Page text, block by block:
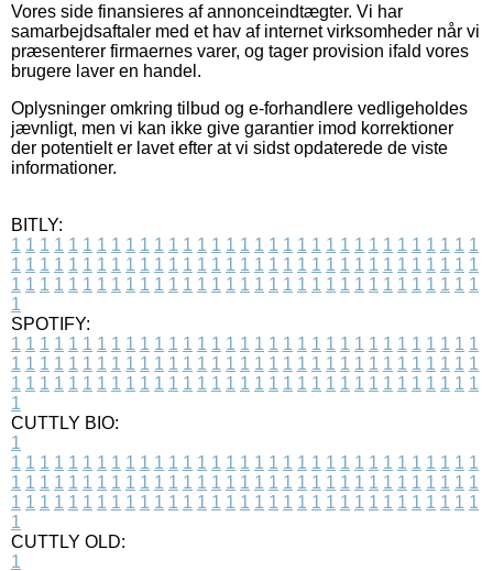
Vores side finansieres af annonceindtægter. Vi har
samarbejdsaftaler med et hav af internet virksomheder når vi
præsenterer firmaernes varer, og tager provision ifald vores
brugere laver en handel.
Oplysninger omkring tilbud og e-forhandlere vedligeholdes
jævnligt, men vi kan ikke give garantier imod korrektioner
der potentielt er lavet efter at vi sidst opdaterede de viste
informationer.
BITLY:
1 1 1 1 1 1 1 1 1 1 1 1 1 1 1 1 1 1 1 1 1 1 1 1 1 1 1 1 1 1 1 1 1
1 1 1 1 1 1 1 1 1 1 1 1 1 1 1 1 1 1 1 1 1 1 1 1 1 1 1 1 1 1 1 1 1
1 1 1 1 1 1 1 1 1 1 1 1 1 1 1 1 1 1 1 1 1 1 1 1 1 1 1 1 1 1 1 1 1
1
SPOTIFY:
1 1 1 1 1 1 1 1 1 1 1 1 1 1 1 1 1 1 1 1 1 1 1 1 1 1 1 1 1 1 1 1 1
1 1 1 1 1 1 1 1 1 1 1 1 1 1 1 1 1 1 1 1 1 1 1 1 1 1 1 1 1 1 1 1 1
1 1 1 1 1 1 1 1 1 1 1 1 1 1 1 1 1 1 1 1 1 1 1 1 1 1 1 1 1 1 1 1 1
1
CUTTLY BIO:
1
1 1 1 1 1 1 1 1 1 1 1 1 1 1 1 1 1 1 1 1 1 1 1 1 1 1 1 1 1 1 1 1 1
1 1 1 1 1 1 1 1 1 1 1 1 1 1 1 1 1 1 1 1 1 1 1 1 1 1 1 1 1 1 1 1 1
1 1 1 1 1 1 1 1 1 1 1 1 1 1 1 1 1 1 1 1 1 1 1 1 1 1 1 1 1 1 1 1 1
1
CUTTLY OLD:
1